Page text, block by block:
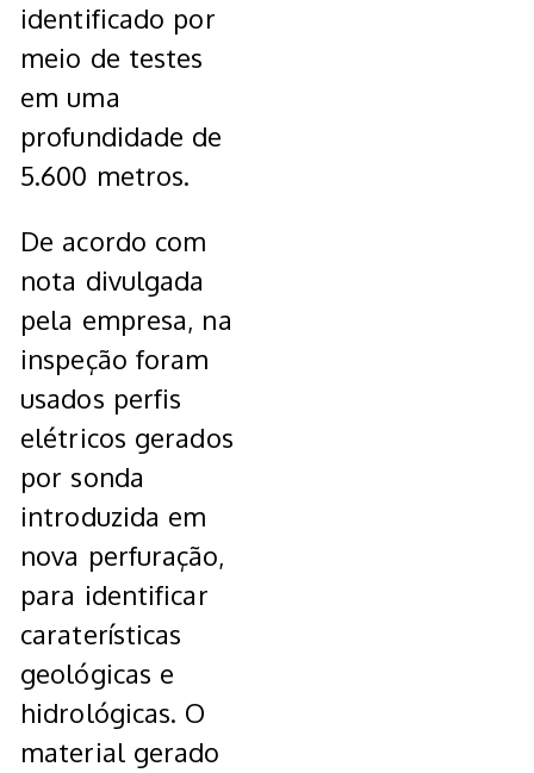
identificado por
meio de testes
em uma
profundidade de
5.600 metros.
De acordo com
nota divulgada
pela empresa, na
inspeção foram
usados perfis
elétricos gerados
por sonda
introduzida em
nova perfuração,
para identificar
caraterísticas
geológicas e
hidrológicas. O
material gerado